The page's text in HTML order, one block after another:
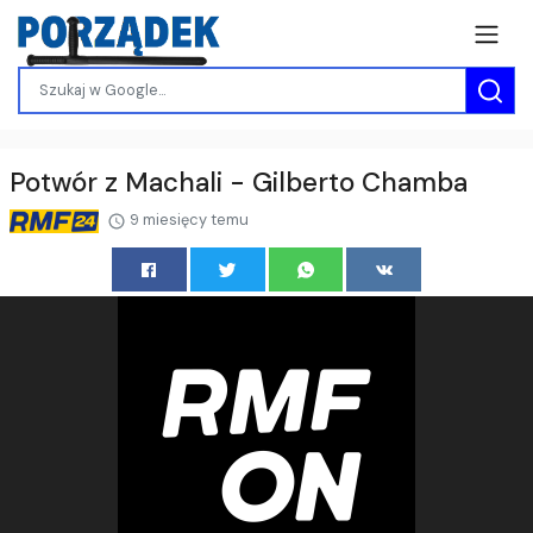
Potwór z Machali - Gilberto Chamba
9 miesięcy temu